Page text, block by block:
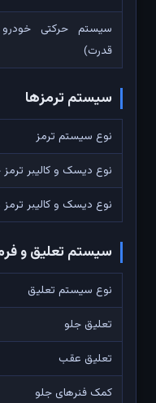
سیستم حرکتی خودرو
قدرت)
سیستم ترمزها
نوع سیستم ترمز
نوع دیسک و کالیبر ترمز
نوع دیسک و کالیبر
سیستم تعلیق و
نوع سیستم تعلیق
تعلیق جلو
تعلیق عقب
کمک فنرهای جلو